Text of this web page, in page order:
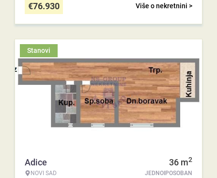
Više o nekretnini >
€76.930
Stanovi
Adice
NOVI SAD
36 m2
JEDNOIPOSOBAN